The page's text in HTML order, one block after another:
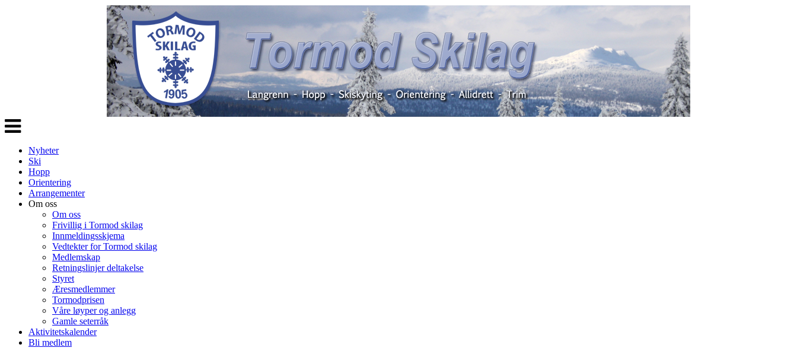
Veksle
navigasjon
Nyheter
Ski
Hopp
Orientering
Arrangementer
Om oss
Om oss
Frivillig i Tormod skilag
Innmeldingsskjema
Vedtekter for Tormod skilag
Medlemskap
Retningslinjer deltakelse
Styret
Æresmedlemmer
Tormodprisen
Våre løyper og anlegg
Gamle seterråk
Aktivitetskalender
Bli medlem